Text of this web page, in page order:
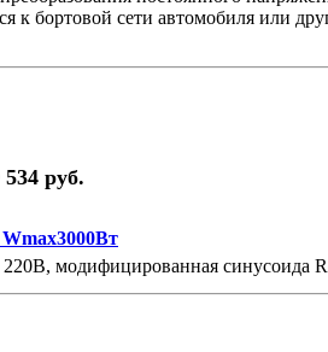
бортовой сети автомобиля или
534 руб.
модифицированная синусоида